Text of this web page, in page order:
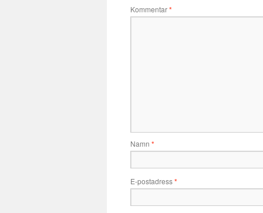
Kommentar*
Namn *
E-postadress*